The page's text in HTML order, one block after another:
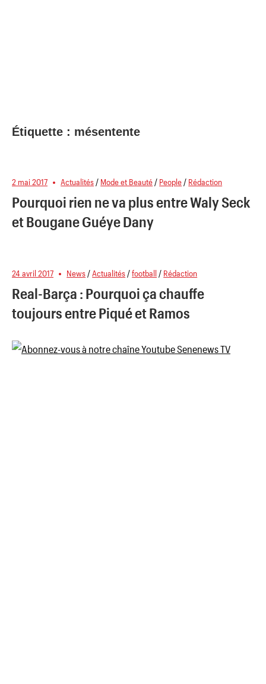
Étiquette : mésentente
2 mai 2017 Actualités / Mode et Beauté / People / Rédaction
Pourquoi rien ne va plus entre Waly Seck
et Bougane Guéye Dany
24 avril 2017 News /Actualités /football / Rédaction
Real-Barça : Pourquoi ça chauffe
toujours entre Piqué et Ramos